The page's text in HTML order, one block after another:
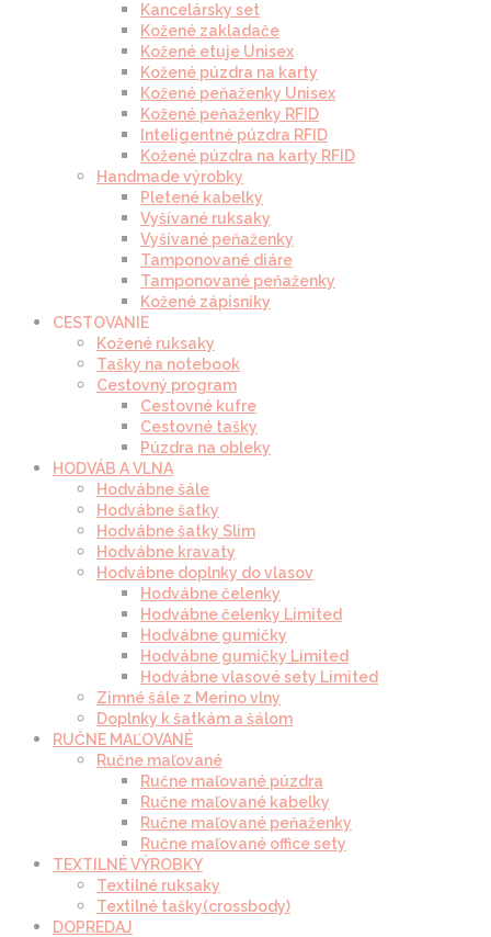
Kancelársky set
Kožené zakladače
Kožené etuje Unisex
Kožené púzdra na karty
Kožené peňaženky Unisex
Kožené peňaženky RFID
Inteligentné púzdra RFID
Kožené púzdra na karty RFID
Handmade výrobky
Pletené kabelky
Vyšívané ruksaky
Vyšívané peňaženky
Tamponované diáre
Tamponované peňaženky
Kožené zápisníky
CESTOVANIE
Kožené ruksaky
Tašky na notebook
Cestovný program
Cestovné kufre
Cestovné tašky
Púzdra na obleky
HODVÁB A VLNA
Hodvábne šále
Hodvábne šatky
Hodvábne šatky Slim
Hodvábne kravaty
Hodvábne doplnky do vlasov
Hodvábne čelenky
Hodvábne čelenky Limited
Hodvábne gumičky
Hodvábne gumičky Limited
Hodvábne vlasové sety Limited
Zimné šále z Merino vlny
Doplnky k šatkám a šálom
RUČNE MAĽOVANÉ
Ručne maľované
Ručne maľované púzdra
Ručne maľované kabelky
Ručne maľované peňaženky
Ručne maľované office sety
TEXTILNÉ VÝROBKY
Textilné ruksaky
Textilné tašky(crossbody)
DOPREDAJ